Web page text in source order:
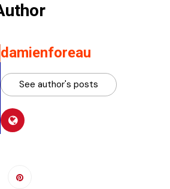
damienforeau
See author's posts